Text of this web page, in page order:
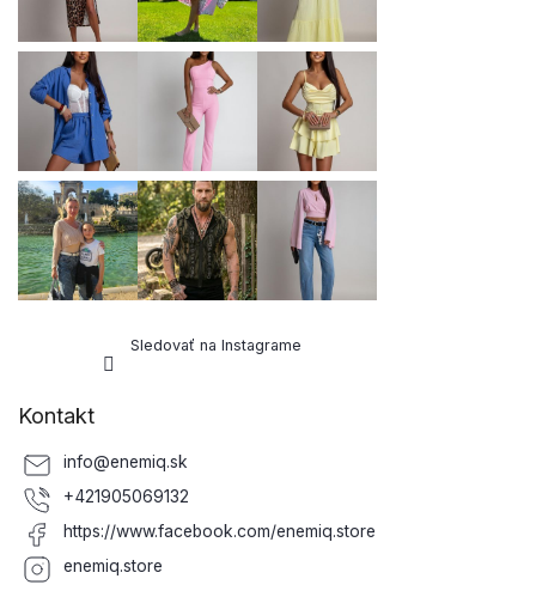
Sledovať na Instagrame
Kontakt
info@enemiq.sk
+421905069132
https://www.facebook.com/enemiq.store
enemiq.store